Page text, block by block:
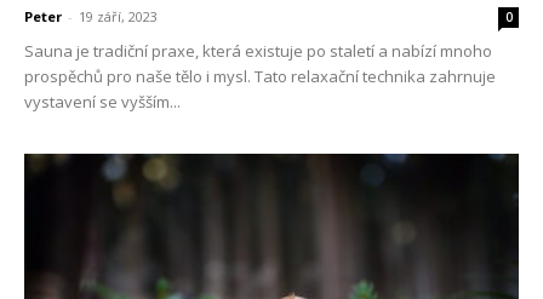
Peter - 19 září, 2023 0
Sauna je tradiční praxe, která existuje po staletí a nabízí mnoho
prospěchů pro naše tělo i mysl. Tato relaxační technika zahrnuje
vystavení se vyšším...